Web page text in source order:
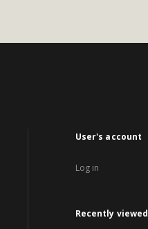
User's account
Log in
Recently viewed